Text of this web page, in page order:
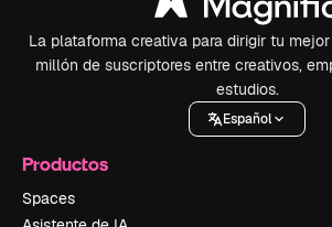
La plataforma creativa para dirigir tu
millón de suscriptores entre creativos,
estudios.
Español
Productos
Spaces